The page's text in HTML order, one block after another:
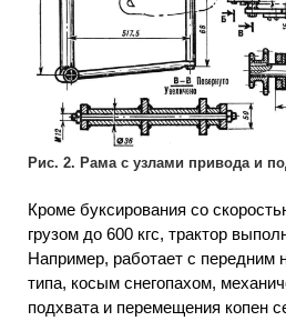
Рис. 2. Рама с узлами привода и
Кроме буксирования со
грузом до 600 кгс, трактор
Например, работает с передним
типа, косым снегопахом,
подхвата и перемещения копен